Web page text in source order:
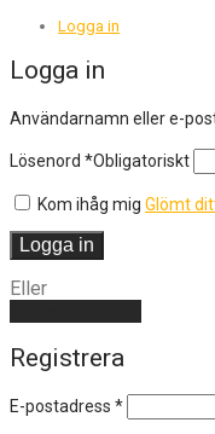
Logga in
Logga in
Användarnamn eller e-
Lösenord *Obligatoriskt
Kom ihåg mig Glömt
Logga in
Eller
Registrera
E-postadress *